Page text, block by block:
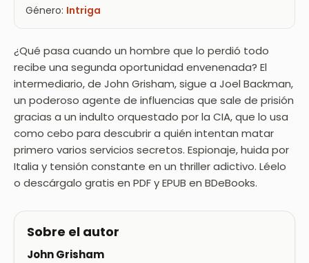
Género: Intriga
¿Qué pasa cuando un hombre que lo perdió todo
recibe una segunda oportunidad envenenada? El
intermediario, de John Grisham, sigue a Joel Backman,
un poderoso agente de influencias que sale de prisión
gracias a un indulto orquestado por la CIA, que lo usa
como cebo para descubrir a quién intentan matar
primero varios servicios secretos. Espionaje, huida por
Italia y tensión constante en un thriller adictivo. Léelo
o descárgalo gratis en PDF y EPUB en BDeBooks.
Sobre el autor
John Grisham